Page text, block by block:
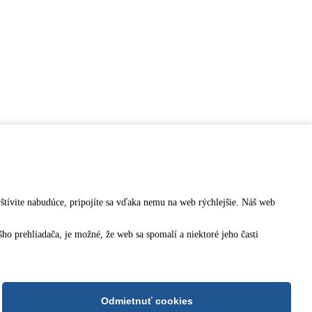
nabudúce, pripojíte sa vďaka nemu na web rýchlejšie. Náš web
prehliadača, je možné, že web sa spomalí a niektoré jeho časti